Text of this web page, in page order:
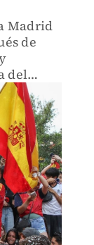
Madrid
de
del